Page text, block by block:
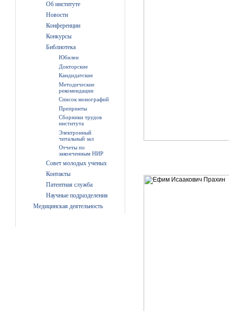
Об институте
Новости
Конференции
Конкурсы
Библиотека
Юбилеи
Докторские
Кандидатские
Методические
рекомендации
Список монографий
Препринты
Сборники трудов
института
Электронный
читальный зал
Отчеты по
законченным НИР
Совет молодых ученых
Контакты
Патентная служба
Научные подразделения
Медицинская деятельность